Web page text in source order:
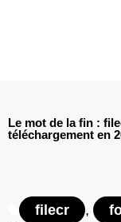
Le mot de la fin :
téléchargement en
filecr ,